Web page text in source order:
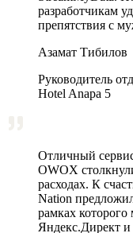
разработчикам
препятствия с
Азамат Тибилов
Руководитель
Hotel Anapa 5
Отличный
OWOX
расходах. К
Nation
рамках
Яндекс.Директ